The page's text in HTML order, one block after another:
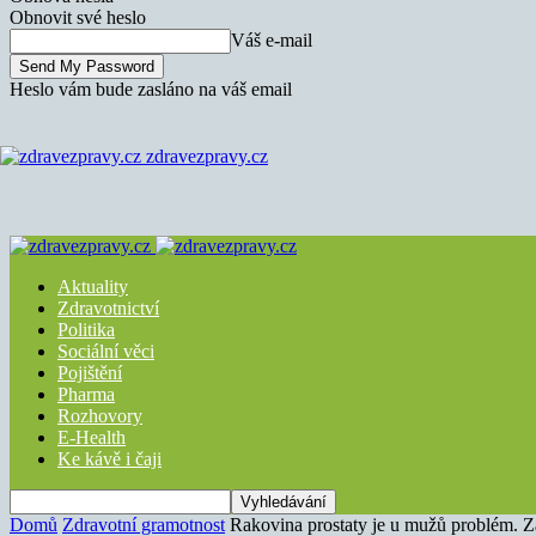
Obnovit své heslo
Váš e-mail
Heslo vám bude zasláno na váš email
zdravezpravy.cz
Aktuality
Zdravotnictví
Politika
Sociální věci
Pojištění
Pharma
Rozhovory
E-Health
Ke kávě i čaji
Domů Zdravotní gramotnost Rakovina prostaty je u mužů problém.